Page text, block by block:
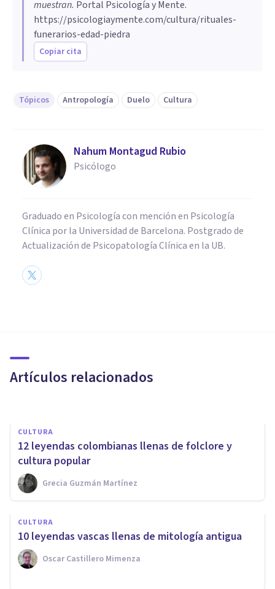
muestran. Portal Psicología y Mente.
https://psicologiaymente.com/cultura/rituales-
funerarios-edad-piedra
Copiar cita
Tópicos Antropología Duelo Cultura
Nahum Montagud Rubio
Psicólogo
Graduado en Psicología con mención en Psicología
Clínica por la Universidad de Barcelona. Postgrado de
Actualización de Psicopatología Clínica en la UB.
Artículos relacionados
facilitó dominar un continente
CULTURA
12 leyendas colombianas llenas de folclore y
cultura popular
Grecia Guzmán Martínez
CULTURA
10 leyendas vascas llenas de mitología antigua
Oscar Castillero Mimenza
¿Cuáles son los orígenes de la
agricultura?